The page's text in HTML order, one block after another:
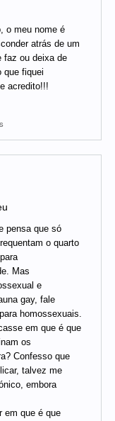
o meu nome é
atrás de um
faz ou deixa de
que fiquei
acredito!!!
pensa que só
o quarto
Mas
e
gay, fale
homossexuais.
em que é que
os
Confesso que
talvez me
embora
em que é que